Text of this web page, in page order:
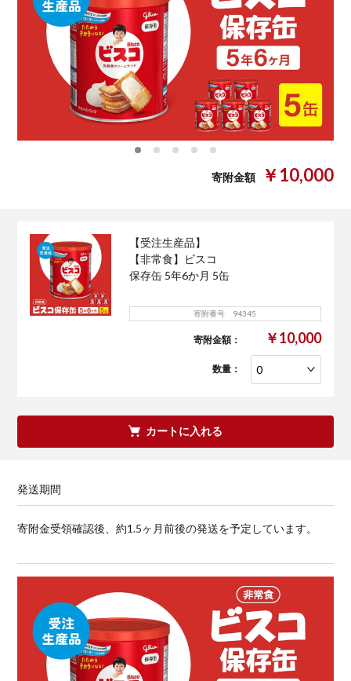
寄附金額 ￥10,000
【受注生産品】
【非常食】ビスコ
保存缶 5年6か月 5缶
寄附番号 94345
寄附金額： ￥10,000
数量：
カートに入れる
発送期間
寄附金受領確認後、約1.5ヶ月前後の発送を予定しています。